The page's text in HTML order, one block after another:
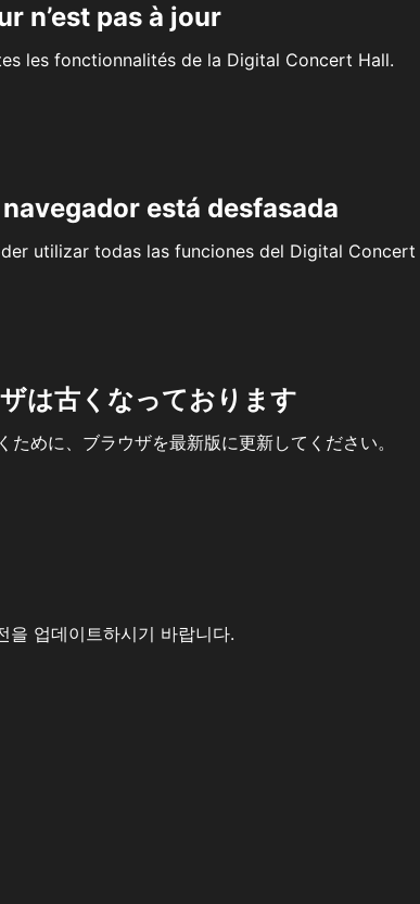
n’est pas à jour
les fonctionnalités de la Digital Concert Hall.
está desfasada
utilizar todas las funciones del Digital Concert
は古くなっております
めに、ブラウザを最新版に更新してください。
을 업데이트하시기 바랍니다.